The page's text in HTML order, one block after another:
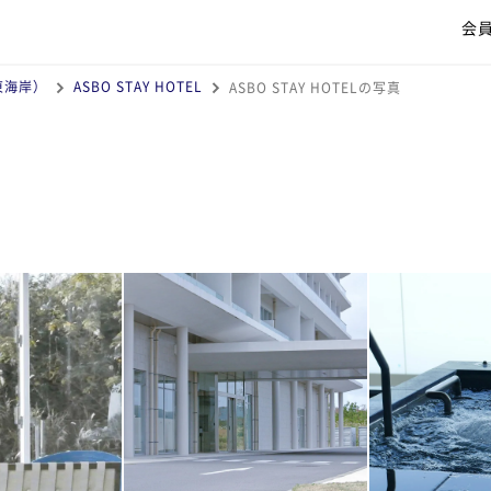
会
岸） ASBO STAY HOTEL ASBO STAY HOTELの写真